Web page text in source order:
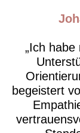
​Ich habe
begeistert